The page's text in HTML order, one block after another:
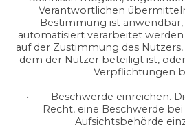
Verantwortlichen
Bestimmung ist
automatisiert verarbeitet
auf der Zustimmung des
dem der Nutzer beteiligt ist,
Verpflichtungen
• Beschwerde einreichen.
Recht, eine Beschwerde
Aufsichtsbehörde